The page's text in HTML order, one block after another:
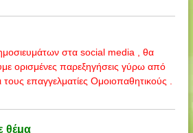
στα social media , θα
ορισμένες παρεξηγήσεις γύρω από
τους επαγγελματίες Ομοιοπαθητικούς .
θέμα